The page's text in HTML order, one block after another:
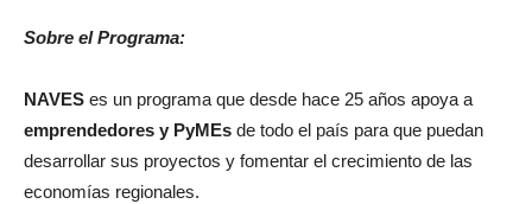
Sobre el Programa:
NAVES es un programa que desde hace 25 años apoya a
emprendedores y PyMEs de todo el país para que puedan
desarrollar sus proyectos y fomentar el crecimiento de las
economías regionales.